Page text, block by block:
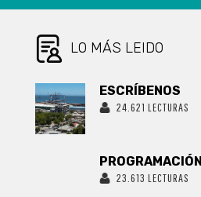
LO MÁS LEIDO
ESCRÍBENOS
24.621 LECTURAS
PROGRAMACIÓN
23.613 LECTURAS